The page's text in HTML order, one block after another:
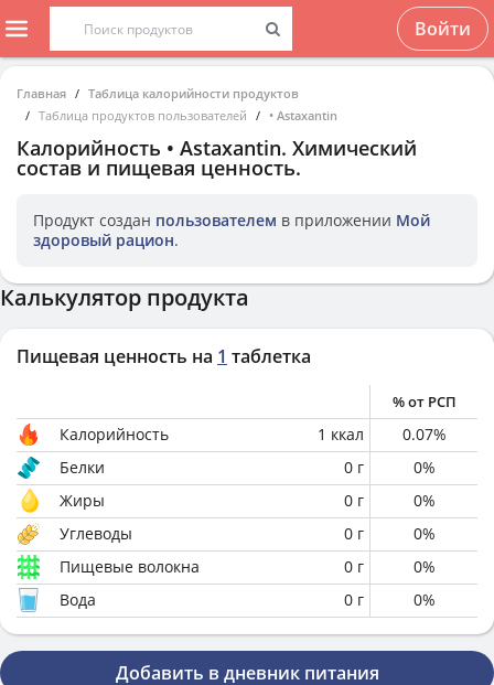
Войти
Главная
Таблица калорийности продуктов
Таблица продуктов пользователей
• Astaxantin
Калорийность • Astaxantin. Химический
состав и пищевая ценность.
Продукт создан пользователем в приложении Мой
здоровый рацион.
Калькулятор продукта
Пищевая ценность на 1 таблетка
% от РСП
Калорийность 1 ккал 0.07%
Белки
0 г 0%
Жиры
0 г 0%
Углеводы
0 г 0%
Пищевые волокна
0 г 0%
Вода
0 г 0%
Добавить в дневник питания